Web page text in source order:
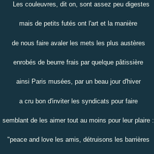
Les couleuvres, dit on, sont assez peu digestes
mais de petits futés ont l'art et la manière
de nous faire avaler les mets les plus austères
enrobés de beurre frais par quelque pâtissière
ainsi Paris musées, par un beau jour d'hiver
a cru bon d'inviter les syndicats pour faire
semblant de les aimer tout au moins pour leur plaire :
"peace and love les amis, détruisons les barrières